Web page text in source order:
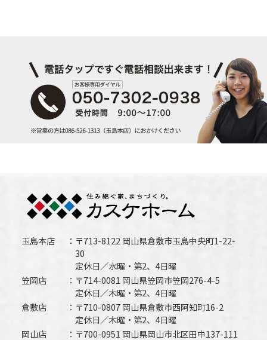
玉島本店
〒713-8122 岡山県倉敷市玉島中央町1-22-
30
定休日／水曜・第2、4日曜
笠岡店
〒714-0081 岡山県笠岡市笠岡276-4-5
定休日／木曜・第2、4日曜
倉敷店
〒710-0807 岡山県倉敷市西阿知町16-2
定休日／木曜・第2、4日曜
岡山店
〒700-0951 岡山県岡山市北区田中137-111